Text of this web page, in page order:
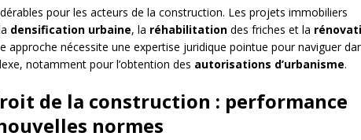
pour les acteurs de la construction. Les projets immobiliers
densification urbaine, la réhabilitation des friches et la
approche nécessite une expertise juridique pointue pour naviguer
notamment pour l’obtention des autorisations d’urbanisme.
de la construction : performance
normes